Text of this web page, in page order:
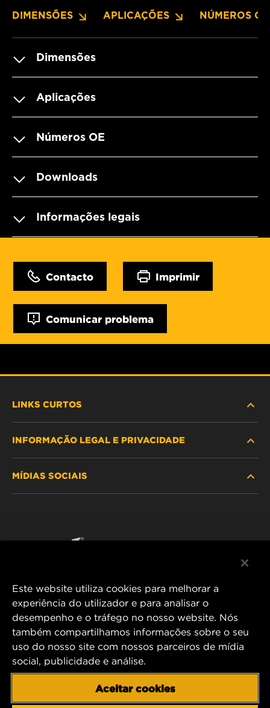
DIMENSÕES APLICAÇÕES NÚMEROS OE
Dimensões
Aplicações
Números OE
Downloads
Informações legais
Contacto Imprimir
Comunicar problema
LINKS CURTOS
PROCURE O FILTRO
ONDE COMPRAR
CONTACTE NOS
INFORMAÇÃO LEGAL E PRIVACIDADE
MÍDIAS SOCIAIS
MANN+HUMMEL FT Poland
ul. Wrocławska 145,
63-800 GOSTYŃ, POLAND
Tel. +48 65 572 89 00
E-mail:info@mann-hummel.com
Este website utiliza cookies para melhorar a
experiência do utilizador e para analisar o
desempenho e o tráfego no nosso website. Nós
também compartilhamos informações sobre o seu
uso do nosso site com nossos parceiros de mídia
social, publicidade e análise.
Aceitar cookies